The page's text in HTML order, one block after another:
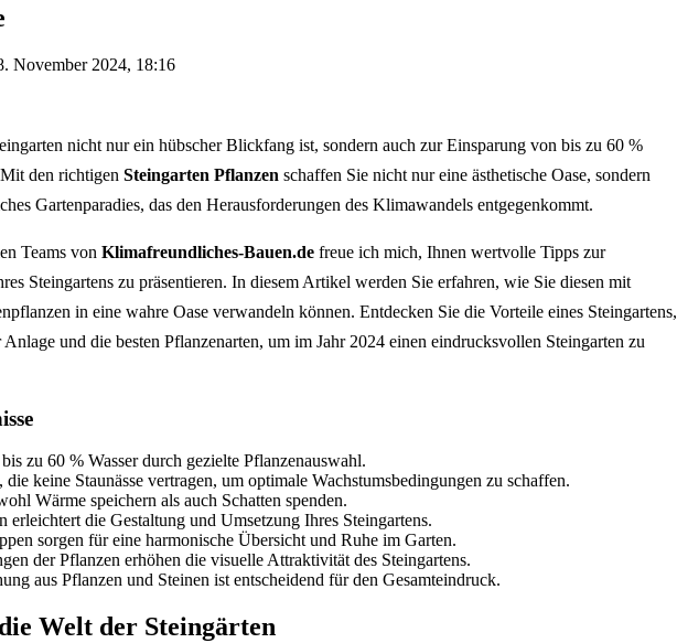
November 2024, 18:16
nicht nur ein hübscher Blickfang ist, sondern auch zur Einsparung von bis zu 60 %
den richtigen Steingarten Pflanzen schaffen Sie nicht nur eine ästhetische Oase, sondern
Gartenparadies, das den Herausforderungen des Klimawandels entgegenkommt.
Teams von Klimafreundliches-Bauen.de freue ich mich, Ihnen wertvolle Tipps zur
Steingartens zu präsentieren. In diesem Artikel werden Sie erfahren, wie Sie diesen mit
in eine wahre Oase verwandeln können. Entdecken Sie die Vorteile eines Steingartens,
und die besten Pflanzenarten, um im Jahr 2024 einen eindrucksvollen Steingarten zu
zu 60 % Wasser durch gezielte Pflanzenauswahl.
keine Staunässe vertragen, um optimale Wachstumsbedingungen zu schaffen.
Wärme speichern als auch Schatten spenden.
erleichtert die Gestaltung und Umsetzung Ihres Steingartens.
sorgen für eine harmonische Übersicht und Ruhe im Garten.
der Pflanzen erhöhen die visuelle Attraktivität des Steingartens.
aus Pflanzen und Steinen ist entscheidend für den Gesamteindruck.
Welt der Steingärten